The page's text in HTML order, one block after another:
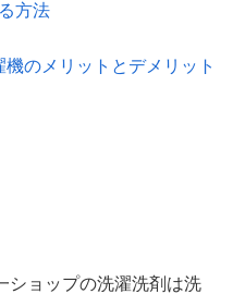
方法
機のメリットとデメリット
ショップの洗濯洗剤は洗